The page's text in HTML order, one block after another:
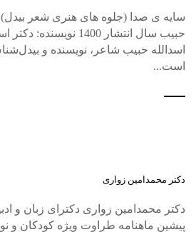
سایه ی صدا (جلوه های هنری شعر بیدل)
حبیب سال انتشار 1400
اسدالله حبیب شاعر، نویسنده و
است...
دکتر محمدامین زواری
دکتر محمدامین زواری دکترای زبان و
پیشین ماهنامه طراوت ویژه کودکان و